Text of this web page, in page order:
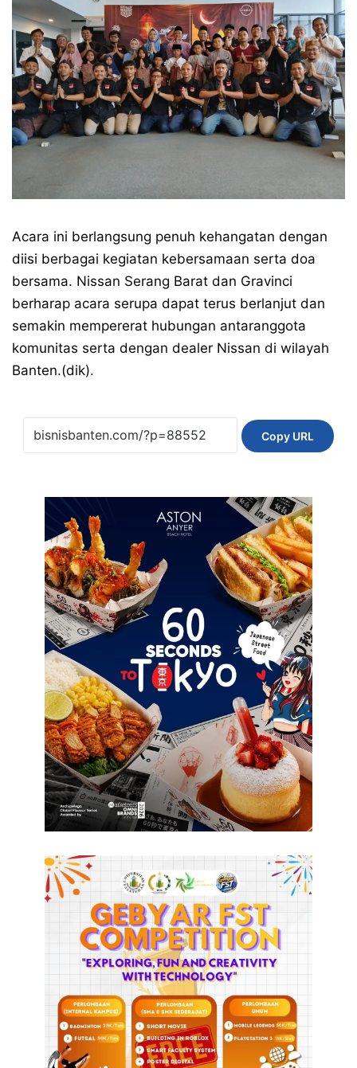
Acara ini berlangsung penuh kehangatan dengan
diisi berbagai kegiatan kebersamaan serta doa
bersama. Nissan Serang Barat dan Gravinci
berharap acara serupa dapat terus berlanjut dan
semakin mempererat hubungan antaranggota
komunitas serta dengan dealer Nissan di wilayah
Banten.(dik).
Copy URL